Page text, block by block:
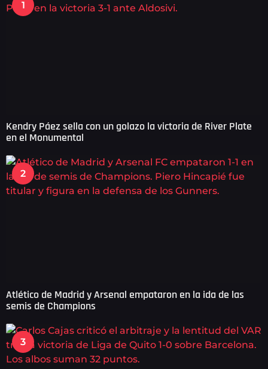
o
1
Kendry Páez sella con un golazo la victoria de River Plate
en el Monumental
2
Atlético de Madrid y Arsenal empataron en la ida de las
semis de Champions
3